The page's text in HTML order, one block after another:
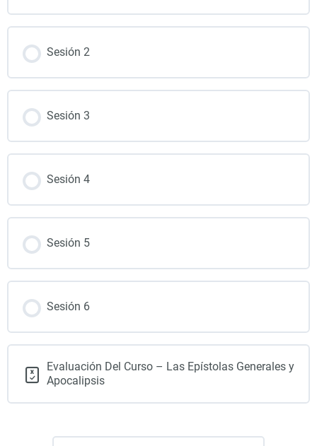
Sesión 2
Sesión 3
Sesión 4
Sesión 5
Sesión 6
Evaluación Del Curso – Las Epístolas Generales y
Apocalipsis